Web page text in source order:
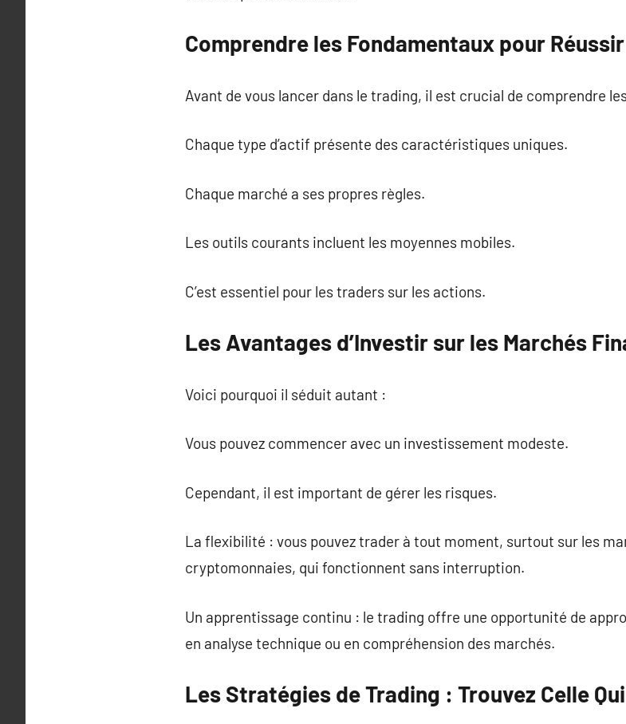
Comprendre les Fondamentaux pour Réussir
Avant de vous lancer dans le trading, il est crucial de comprendre
Chaque type d’actif présente des caractéristiques uniques.
Chaque marché a ses propres règles.
Les outils courants incluent les moyennes mobiles.
C’est essentiel pour les traders sur les actions.
Les Avantages d’Investir sur les Marchés
Voici pourquoi il séduit autant :
Vous pouvez commencer avec un investissement modeste.
Cependant, il est important de gérer les risques.
La flexibilité : vous pouvez trader à tout moment, surtout sur les
cryptomonnaies, qui fonctionnent sans interruption.
Un apprentissage continu : le trading offre une opportunité de
en analyse technique ou en compréhension des marchés.
Les Stratégies de Trading : Trouvez Celle